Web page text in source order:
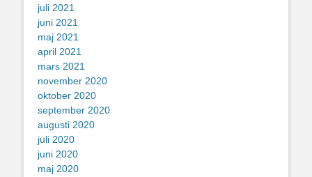
juli 2021
juni 2021
maj 2021
april 2021
mars 2021
november 2020
oktober 2020
september 2020
augusti 2020
juli 2020
juni 2020
maj 2020